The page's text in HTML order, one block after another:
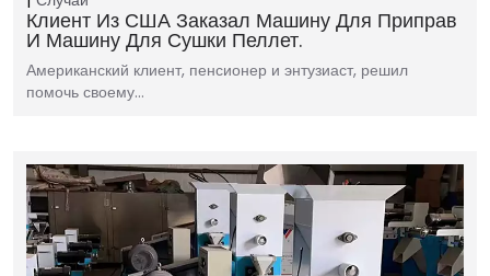
Клиент Из США Заказал Машину Для Приправ
И Машину Для Сушки Пеллет.
Американский клиент, пенсионер и энтузиаст, решил
помочь своему…